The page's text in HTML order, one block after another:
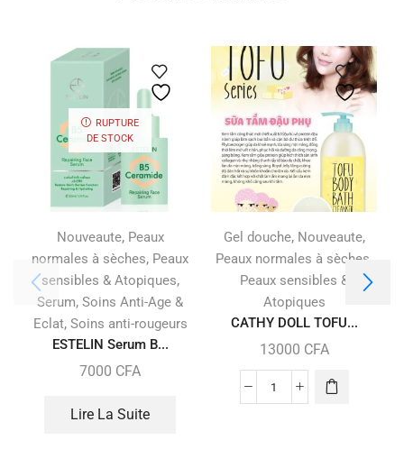
RUPTURE
DE STOCK
Nouveaute, Peaux
normales à sèches, Peaux
sensibles & Atopiques,
Serum, Soins Anti-Age &
Eclat, Soins anti-rougeurs
ESTELIN Serum B...
7000 CFA
Lire La Suite
Gel douche, Nouveaute,
Peaux normales à sèches
Peaux sensibles &
Atopiques
CATHY DOLL TOFU...
13000 CFA